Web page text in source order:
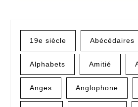
19e siècle Abécédaires
Alphabets Amitié
Anges Anglophone